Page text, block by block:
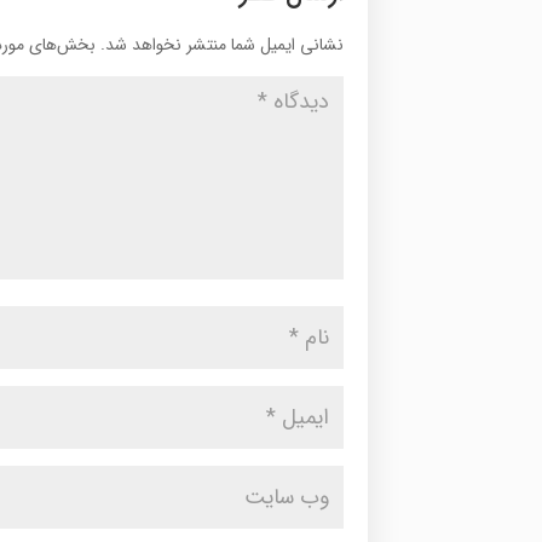
نشانی ایمیل شما منتشر نخواهد شد. بخش‌های